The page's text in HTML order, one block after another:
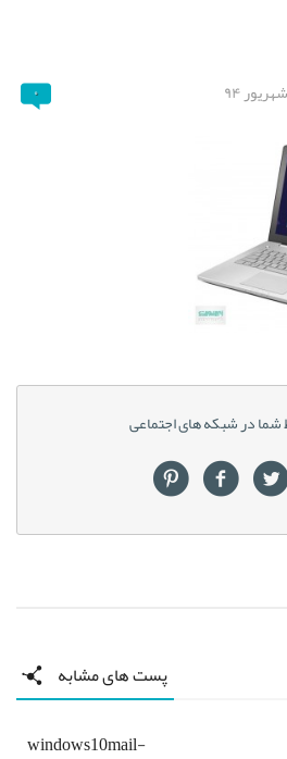
۰
شما در شبکه های اجتماعی
پست های مشابه
windows10mail-